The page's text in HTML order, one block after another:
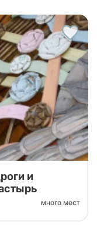
и
много мест